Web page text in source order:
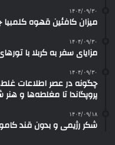
۱۴۰۴/۰۹/۳۰
میزان کافئین قهوه
۱۴۰۴/۰۹/۳۰
مزایای سفر به کربلا با
۱۴۰۴/۰۹/۳۰
چگونه در عصر اطلاعات
پروپگاندا تا مغلطه‌ها و
۱۴۰۴/۰۹/۱۸
شکر رژیمی و بدون قند